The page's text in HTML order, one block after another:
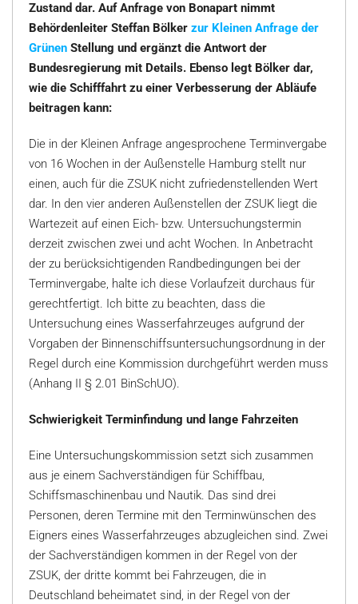
Zustand dar. Auf Anfrage von Bonapart nimmt
Behördenleiter Steffan Bölker zur Kleinen Anfrage der
Grünen Stellung und ergänzt die Antwort der
Bundesregierung mit Details. Ebenso legt Bölker dar,
wie die Schifffahrt zu einer Verbesserung der Abläufe
beitragen kann:
Die in der Kleinen Anfrage angesprochene Terminvergabe
von 16 Wochen in der Außenstelle Hamburg stellt nur
einen, auch für die ZSUK nicht zufriedenstellenden Wert
dar. In den vier anderen Außenstellen der ZSUK liegt die
Wartezeit auf einen Eich- bzw. Untersuchungstermin
derzeit zwischen zwei und acht Wochen. In Anbetracht
der zu berücksichtigenden Randbedingungen bei der
Terminvergabe, halte ich diese Vorlaufzeit durchaus für
gerechtfertigt. Ich bitte zu beachten, dass die
Untersuchung eines Wasserfahrzeuges aufgrund der
Vorgaben der Binnenschiffsuntersuchungsordnung in der
Regel durch eine Kommission durchgeführt werden muss
(Anhang II § 2.01 BinSchUO).
Schwierigkeit Terminfindung und lange Fahrzeiten
Eine Untersuchungskommission setzt sich zusammen
aus je einem Sachverständigen für Schiffbau,
Schiffsmaschinenbau und Nautik. Das sind drei
Personen, deren Termine mit den Terminwünschen des
Eigners eines Wasserfahrzeuges abzugleichen sind. Zwei
der Sachverständigen kommen in der Regel von der
ZSUK, der dritte kommt bei Fahrzeugen, die in
Deutschland beheimatet sind, in der Regel von der